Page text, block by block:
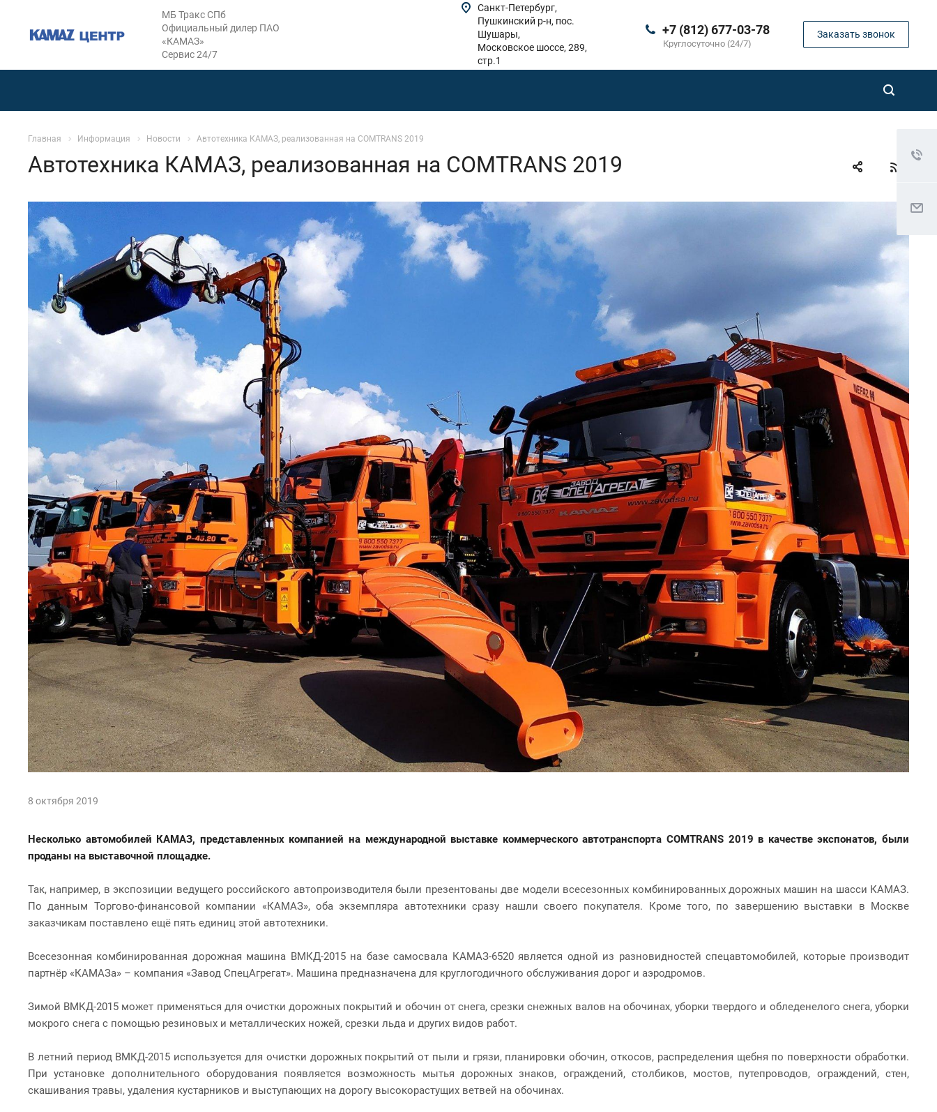
МБ Тракс СПб
Официальный дилер ПАО
«КАМАЗ»
Сервис 24/7
+7 (812) 677-03-78
Круглосуточно (24/7)
Заказать звонок
Санкт-Петербург,
Пушкинский р-н, пос.
Шушары,
Московское шоссе, 289,
стр.1
Главная Информация Новости Автотехника КАМАЗ, реализованная на COMTRANS 2019
Автотехника КАМАЗ, реализованная на COMTRANS 2019
8 октября 2019
Несколько автомобилей КАМАЗ, представленных компанией на международной выставке коммерческого автотранспорта COMTRANS 2019 в качестве экспонатов, были
проданы на выставочной площадке.
Так, например, в экспозиции ведущего российского автопроизводителя были презентованы две модели всесезонных комбинированных дорожных машин на шасси КАМАЗ.
По данным Торгово-финансовой компании «КАМАЗ», оба экземпляра автотехники сразу нашли своего покупателя. Кроме того, по завершению выставки в Москве
заказчикам поставлено ещё пять единиц этой автотехники.
Всесезонная комбинированная дорожная машина ВМКД-2015 на базе самосвала КАМАЗ-6520 является одной из разновидностей спецавтомобилей, которые производит
партнёр «КАМАЗа» – компания «Завод СпецАгрегат». Машина предназначена для круглогодичного обслуживания дорог и аэродромов.
Зимой ВМКД-2015 может применяться для очистки дорожных покрытий и обочин от снега, срезки снежных валов на обочинах, уборки твердого и обледенелого снега, уборки
мокрого снега с помощью резиновых и металлических ножей, срезки льда и других видов работ.
В летний период ВМКД-2015 используется для очистки дорожных покрытий от пыли и грязи, планировки обочин, откосов, распределения щебня по поверхности обработки.
При установке дополнительного оборудования появляется возможность мытья дорожных знаков, ограждений, столбиков, мостов, путепроводов, ограждений, стен,
скашивания травы, удаления кустарников и выступающих на дорогу высокорастущих ветвей на обочинах.